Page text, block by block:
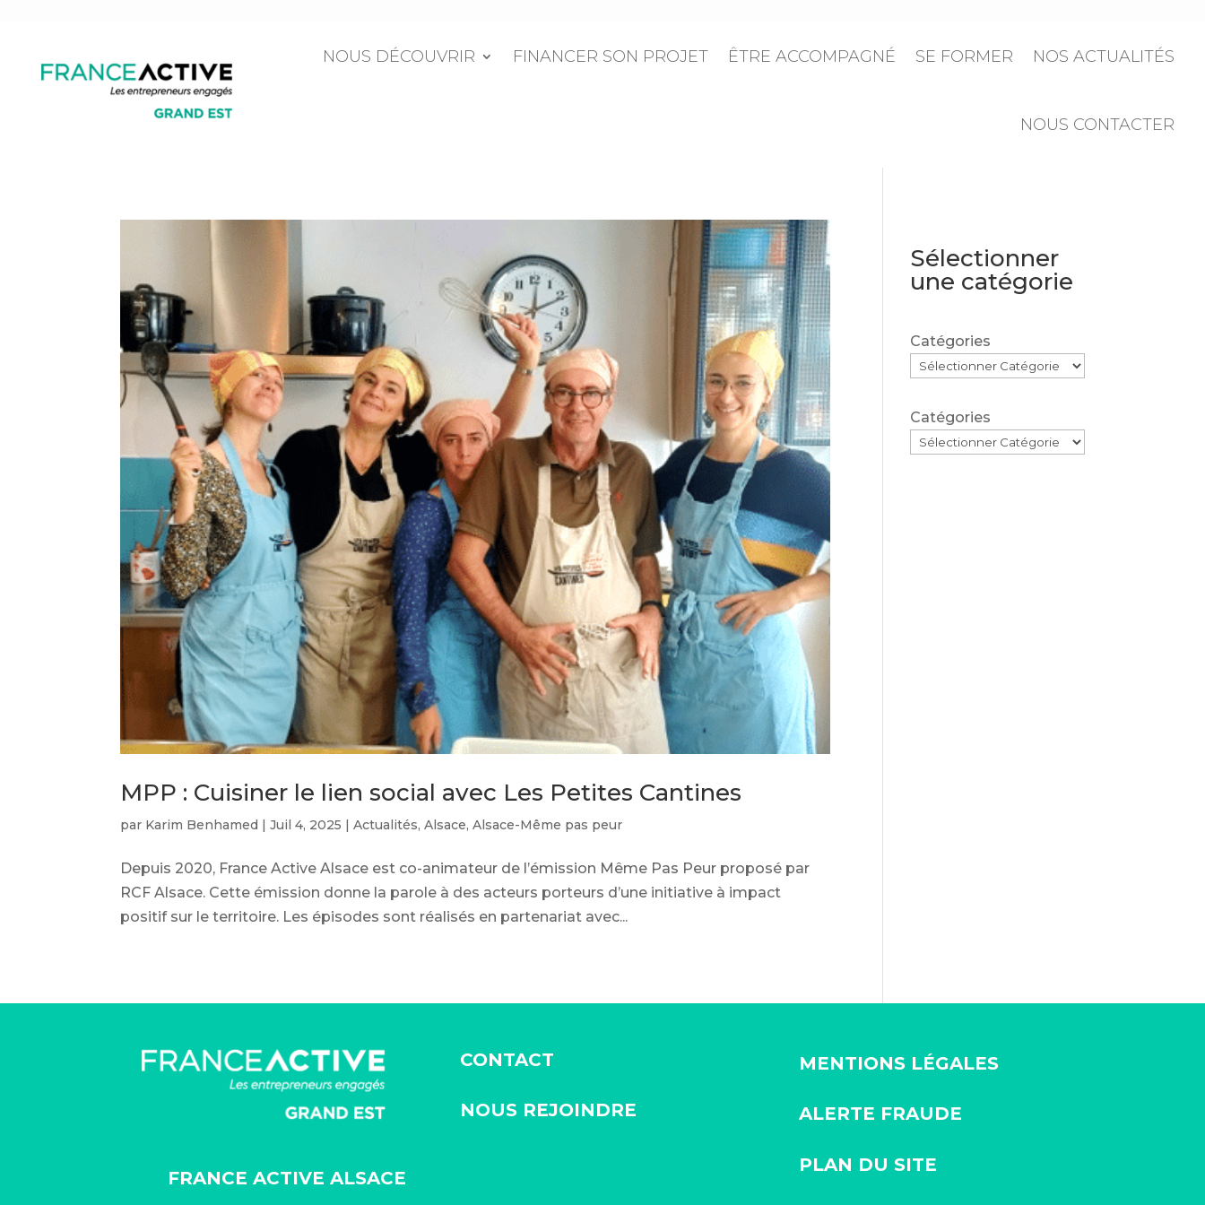
NOUS DÉCOUVRIR FINANCER SON PROJET ÊTRE ACCOMPAGNÉ SE FORMER NOS ACTUALITÉS
NOUS CONTACTER
MPP : Cuisiner le lien social avec Les Petites Cantines
par Karim Benhamed |Juil 4, 2025 |Actualités,Alsace,Alsace-Même pas peur
Depuis 2020, France Active Alsace est co-animateur de l’émission Même Pas Peur proposé par
RCF Alsace. Cette émission donne la parole à des acteurs porteurs d’une initiative à impact
positif sur le territoire. Les épisodes sont réalisés en partenariat avec...
Sélectionner
une catégorie
Catégories
Catégories
FRANCE ACTIVE ALSACE
CONTACT
NOUS REJOINDRE
MENTIONS LÉGALES
ALERTE FRAUDE
PLAN DU SITE